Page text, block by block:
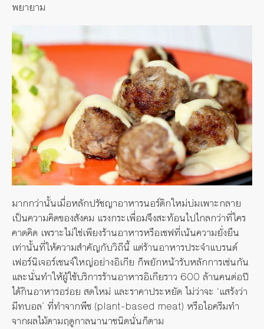
พยายาม
มากกว่านั้นเมื่อหลักปรัชญาอาหารนอร์ดิกใหม่บ่มเพาะกลาย
เป็นความคิดของสังคม แรงกระเพื่อมจึงสะท้อนไปไกลกว่าที่ใคร
คาดคิด เพราะไม่ใช่เพียงร้านอาหารหรือเชฟที่เน้นความยั่งยืน
เท่านั้นที่ให้ความสำคัญกับวิถีนี้ แต่ร้านอาหารประจำแบรนด์
เฟอร์นิเจอร์เชนจ์ใหญ่อย่างอิเกีย ก็พยักหน้ารับหลักการเช่นกัน
และนั่นทำให้ผู้ใช้บริการร้านอาหารอิเกียราว 600 ล้านคนต่อปี
ได้กินอาหารอร่อย สดใหม่ และราคาประหยัด ไม่ว่าจะ ‘แสร้งว่า
มีทบอล’ ที่ทำจากพืช (plant-based meat) หรือไอครีมทำ
จากผลไม้ตามฤดูกาลนานาชนิดนั่นก็ตาม